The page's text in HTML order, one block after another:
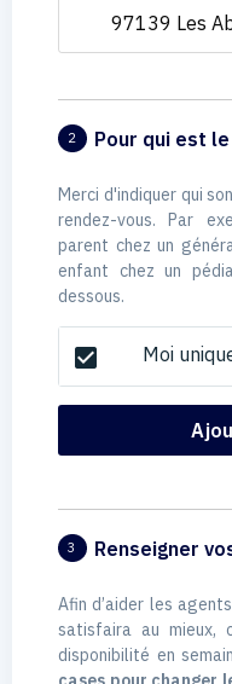
97139 Les
2 Pour qui est
Merci d'indiquer qui
rendez-vous. Par
parent chez un
enfant chez un
dessous.
check_box Moi
3 Renseigner
Afin d’aider les
satisfaira au mieux,
disponibilité en